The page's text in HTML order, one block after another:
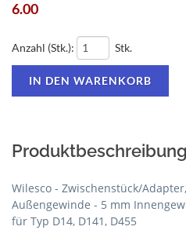
6.00
Anzahl (Stk.): Stk.
Produktbeschreibung
Wilesco - Zwischenstück/
Außengewinde - 5 mm
für Typ D14, D141, D455